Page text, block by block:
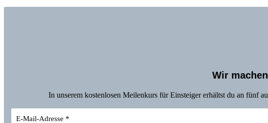
Wir
In unserem kostenlosen Meilenkurs für Einsteiger erhältst du an fünf